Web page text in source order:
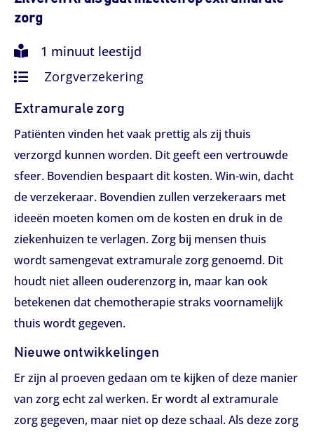
zorg
1 minuut leestijd
Zorgverzekering
Extramurale zorg
Patiënten vinden het vaak prettig als zij thuis
verzorgd kunnen worden. Dit geeft een vertrouwde
sfeer. Bovendien bespaart dit kosten. Win-win, dacht
de verzekeraar. Bovendien zullen verzekeraars met
ideeën moeten komen om de kosten en druk in de
ziekenhuizen te verlagen. Zorg bij mensen thuis
wordt samengevat extramurale zorg genoemd. Dit
houdt niet alleen ouderenzorg in, maar kan ook
betekenen dat chemotherapie straks voornamelijk
thuis wordt gegeven.
Nieuwe ontwikkelingen
Er zijn al proeven gedaan om te kijken of deze manier
van zorg echt zal werken. Er wordt al extramurale
zorg gegeven, maar niet op deze schaal. Als deze zorg